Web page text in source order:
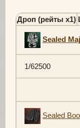
Дроп (рейты х1)
Sealed
1/62500
Sealed